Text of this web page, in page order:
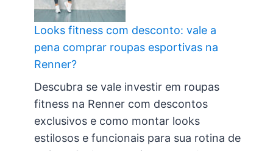
Looks fitness com desconto: vale a
pena comprar roupas esportivas na
Renner?
Descubra se vale investir em roupas
fitness na Renner com descontos
exclusivos e como montar looks
estilosos e funcionais para sua rotina de